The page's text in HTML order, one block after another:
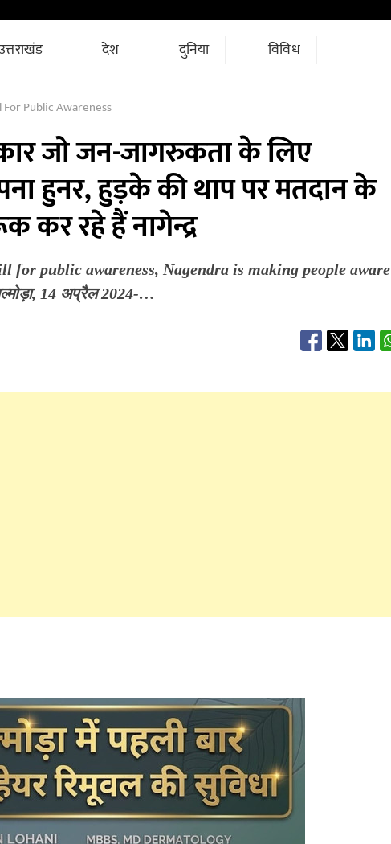
देश दुनिया विविध
Public Awareness
जो जन-जागरुकता के लिए
हुनर, हुड़के की थाप पर मतदान के
कर रहे हैं नागेन्द्र
for public awareness, Nagendra is making people aware
14 अप्रैल 2024-…